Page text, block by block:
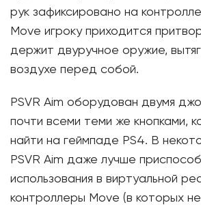
рук зафиксировано на
Move игроку приходится
держит двуручное оружие,
воздухе перед собой.
PSVR Aim оборудован двумя
почти всеми теми же кнопками,
найти на геймпаде PS4. В
PSVR Aim даже лучше
использования в виртуальной
контроллеры Move (в которых